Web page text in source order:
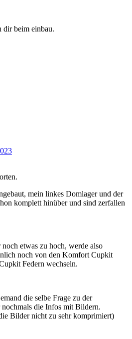
dir beim einbau.
mein linkes Domlager und der
komplett hinüber und sind zerfallen
etwas zu hoch, werde also
noch von den Komfort Cupkit
Federn wechseln.
die selbe Frage zu der
die Infos mit Bildern.
Bilder nicht zu sehr komprimiert)